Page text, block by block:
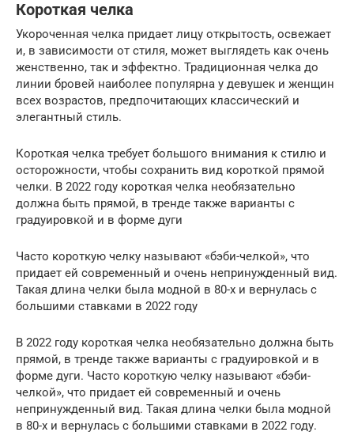
Короткая челка
Укороченная челка придает лицу открытость, освежает
и, в зависимости от стиля, может выглядеть как очень
женственно, так и эффектно. Традиционная челка до
линии бровей наиболее популярна у девушек и женщин
всех возрастов, предпочитающих классический и
элегантный стиль.
Короткая челка требует большого внимания к стилю и
осторожности, чтобы сохранить вид короткой прямой
челки. В 2022 году короткая челка необязательно
должна быть прямой, в тренде также варианты с
градуировкой и в форме дуги
Часто короткую челку называют «бэби-челкой», что
придает ей современный и очень непринужденный вид.
Такая длина челки была модной в 80-х и вернулась с
большими ставками в 2022 году
В 2022 году короткая челка необязательно должна быть
прямой, в тренде также варианты с градуировкой и в
форме дуги. Часто короткую челку называют «бэби-
челкой», что придает ей современный и очень
непринужденный вид. Такая длина челки была модной
в 80-х и вернулась с большими ставками в 2022 году.